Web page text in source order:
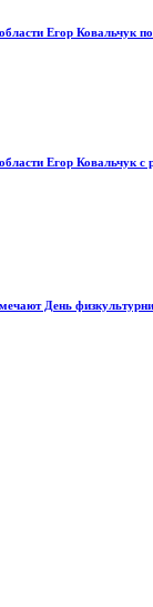
Егор Ковальчук
Егор Ковальчук
День